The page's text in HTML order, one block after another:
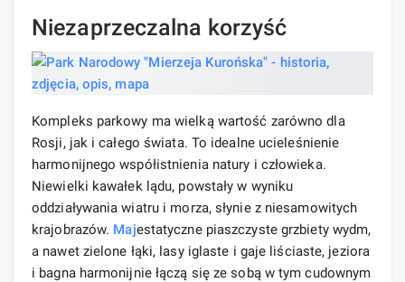
Niezaprzeczalna korzyść
Kompleks parkowy ma wielką wartość zarówno dla
Rosji, jak i całego świata. To idealne ucieleśnienie
harmonijnego współistnienia natury i człowieka.
Niewielki kawałek lądu, powstały w wyniku
oddziaływania wiatru i morza, słynie z niesamowitych
krajobrazów. Majestatyczne piaszczyste grzbiety wydm,
a nawet zielone łąki, lasy iglaste i gaje liściaste, jeziora
i bagna harmonijnie łączą się ze sobą w tym cudownym